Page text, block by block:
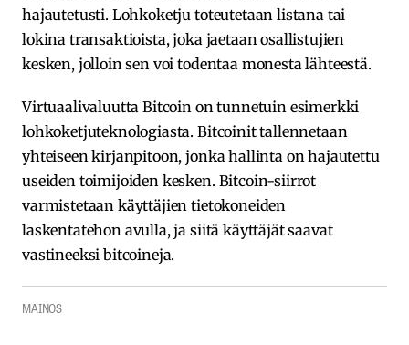
hajautetusti. Lohkoketju toteutetaan listana tai
lokina transaktioista, joka jaetaan osallistujien
kesken, jolloin sen voi todentaa monesta lähteestä.
Virtuaalivaluutta Bitcoin on tunnetuin esimerkki
lohkoketjuteknologiasta. Bitcoinit tallennetaan
yhteiseen kirjanpitoon, jonka hallinta on hajautettu
useiden toimijoiden kesken. Bitcoin-siirrot
varmistetaan käyttäjien tietokoneiden
laskentatehon avulla, ja siitä käyttäjät saavat
vastineeksi bitcoineja.
MAINOS